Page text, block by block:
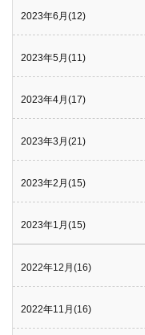
2023年6月(12)
2023年5月(11)
2023年4月(17)
2023年3月(21)
2023年2月(15)
2023年1月(15)
2022年12月(16)
2022年11月(16)